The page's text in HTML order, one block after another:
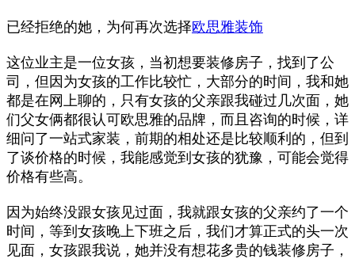
已经拒绝的她，为何再次选择欧思雅装饰
这位业主是一位女孩，当初想要装修房子，找到了公
司，但因为女孩的工作比较忙，大部分的时间，我和她
都是在网上聊的，只有女孩的父亲跟我碰过几次面，她
们父女俩都很认可欧思雅的品牌，而且咨询的时候，详
细问了一站式家装，前期的相处还是比较顺利的，但到
了谈价格的时候，我能感觉到女孩的犹豫，可能会觉得
价格有些高。
因为始终没跟女孩见过面，我就跟女孩的父亲约了一个
时间，等到女孩晚上下班之后，我们才算正式的头一次
见面，女孩跟我说，她并没有想花多贵的钱装修房子，